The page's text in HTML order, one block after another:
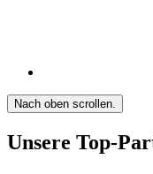
Nach oben scrollen.
Unsere Top-